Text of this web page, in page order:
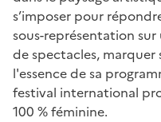
s’imposer pour
sous-représentation
de spectacles,
l'essence de sa
festival international
100 % féminine.